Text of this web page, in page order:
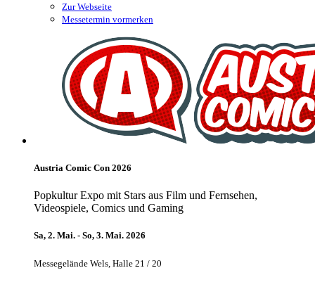
Zur Webseite
Messetermin vormerken
Austria Comic Con 2026
Popkultur Expo mit Stars aus Film und Fernsehen,
Videospiele, Comics und Gaming
Sa, 2. Mai. - So, 3. Mai. 2026
Messegelände Wels, Halle 21 / 20